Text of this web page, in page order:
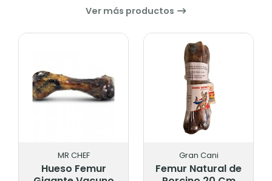
Ver más productos
MR CHEF
Hueso Femur
Gran Cani
Femur Natural de